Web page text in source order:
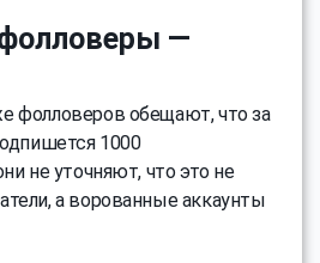
—
фолловеров обещают, что за
1000
не уточняют, что это не
а ворованные аккаунты